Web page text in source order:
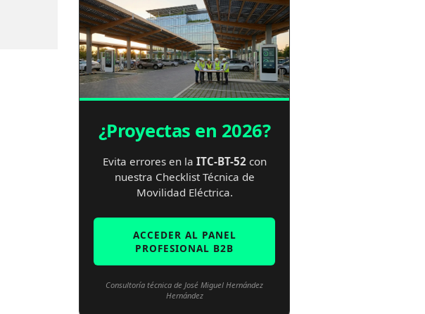
¿Proyectas en 2026?
Evita errores en la ITC-BT-52con
nuestra Checklist Técnica de
Movilidad Eléctrica.
ACCEDER AL PANEL
PROFESIONAL B2B
Consultoría técnica de José Miguel Hernández
Hernández